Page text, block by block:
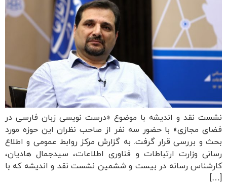
نشست نقد و اندیشه با موضوع «درست نویسی زبان فارسی در
فضای مجازی» با حضور سه نفر از صاحب نظران این حوزه مورد
بحث و بررسی قرار گرفت. به گزارش مرکز روابط عمومی و اطلاع
رسانی وزارت ارتباطات و فناوری اطلاعات، سیدجمال هادیان،
کارشناس رسانه در بیست و ششمین نشست نقد و اندیشه که با
[…]